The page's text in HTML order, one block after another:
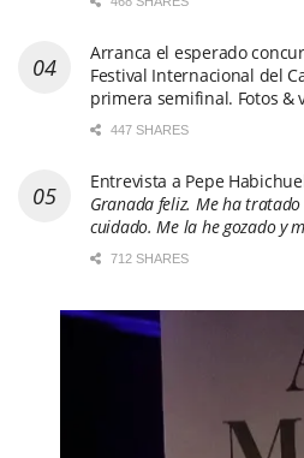
Arranca el esperado
Festival Internacional del
primera semifinal. Fotos &
447 SHARES
Entrevista a Pepe
Granada feliz. Me ha
cuidado. Me la he gozado y
712 SHARES